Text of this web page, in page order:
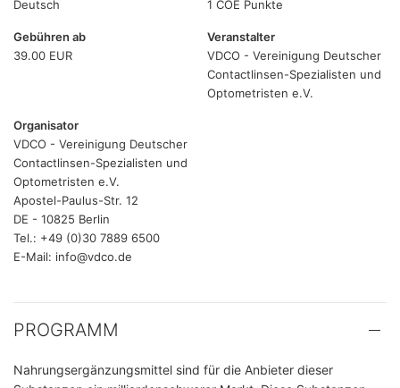
Deutsch
1 COE Punkte
Gebühren ab
39.00 EUR
Veranstalter
VDCO - Vereinigung Deutscher
Contactlinsen-Spezialisten und
Optometristen e.V.
Organisator
VDCO - Vereinigung Deutscher
Contactlinsen-Spezialisten und
Optometristen e.V.
Apostel-Paulus-Str. 12
DE - 10825 Berlin
Tel.: +49 (0)30 7889 6500
E-Mail: info@vdco.de
PROGRAMM
Nahrungsergänzungsmittel sind für die Anbieter dieser